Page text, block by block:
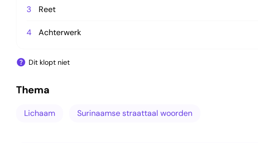
3 Reet
4 Achterwerk
Dit klopt niet
Thema
Lichaam Surinaamse straattaal woorden